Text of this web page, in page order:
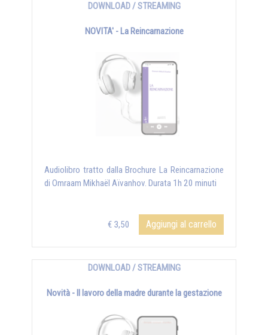
DOWNLOAD / STREAMING
NOVITA' - La Reincarnazione
Audiolibro tratto dalla Brochure La Reincarnazione
di Omraam Mikhaël Aïvanhov. Durata 1h 20 minuti
€ 3,50 Aggiungi al carrello
DOWNLOAD / STREAMING
Novità - Il lavoro della madre durante la gestazione